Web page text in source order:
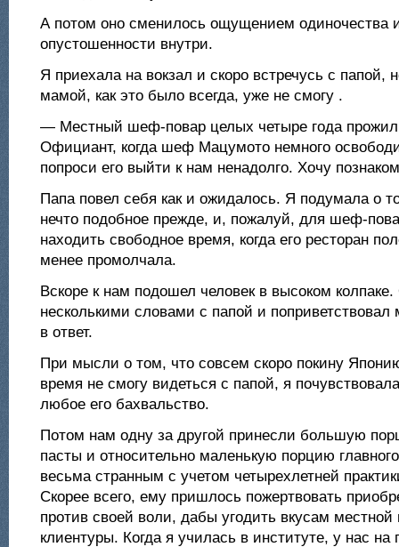
А потом оно сменилось ощущением одиночества
опустошенности внутри.
Я приехала на вокзал и скоро встречусь с папой,
мамой, как это было всегда, уже не смогу .
— Местный шеф-повар целых четыре года
Официант, когда шеф Мацумото немного
попроси его выйти к нам ненадолго. Хочу
Папа повел себя как и ожидалось. Я подумала о
нечто подобное прежде, и, пожалуй, для шеф-
находить свободное время, когда его ресторан
менее промолчала.
Вскоре к нам подошел человек в высоком
несколькими словами с папой и
в ответ.
При мысли о том, что совсем скоро покину
время не смогу видеться с папой, я
любое его бахвальство.
Потом нам одну за другой принесли большую
пасты и относительно маленькую порцию
весьма странным с учетом четырехлетней
Скорее всего, ему пришлось пожертвовать
против своей воли, дабы угодить вкусам
клиентуры. Когда я училась в институте, у нас на